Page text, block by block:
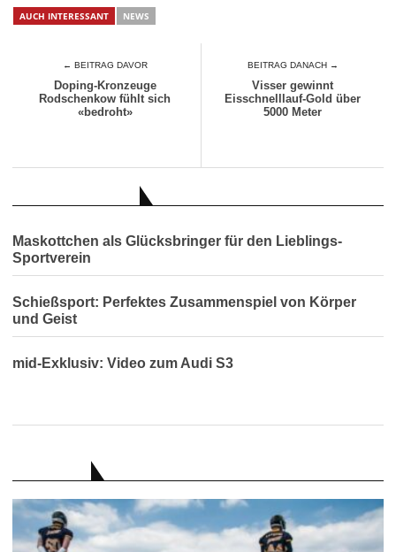
AUCH INTERESSANT NEWS
← BEITRAG DAVOR
Doping-Kronzeuge
Rodschenkow fühlt sich
«bedroht»
BEITRAG DANACH →
Visser gewinnt
Eisschnelllauf-Gold über
5000 Meter
Maskottchen als Glücksbringer für den Lieblings-
Sportverein
Schießsport: Perfektes Zusammenspiel von Körper
und Geist
mid-Exklusiv: Video zum Audi S3